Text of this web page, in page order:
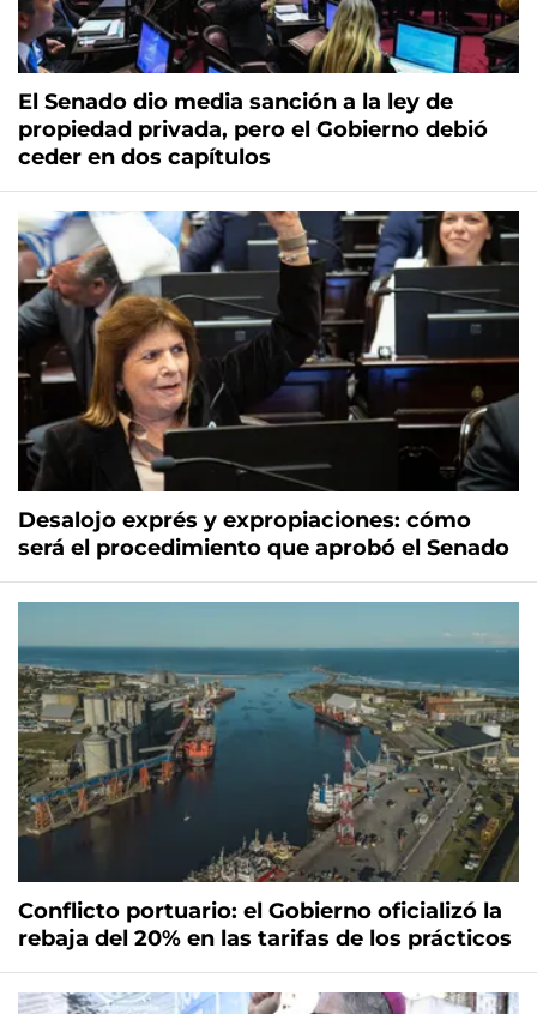
El Senado dio media sanción a la ley de
propiedad privada, pero el Gobierno debió
ceder en dos capítulos
Desalojo exprés y expropiaciones: cómo
será el procedimiento que aprobó el Senado
Conflicto portuario: el Gobierno oficializó la
rebaja del 20% en las tarifas de los prácticos